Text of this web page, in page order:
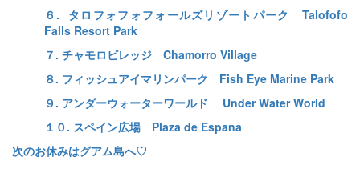
６. タロフォフォフォールズリゾートパーク Talofofo
Falls Resort Park
７. チャモロビレッジ Chamorro Village
８. フィッシュアイマリンパーク Fish Eye Marine Park
９. アンダーウォーターワールド Under Water World
１０. スペイン広場 Plaza de Espana
次のお休みはグアム島へ♡